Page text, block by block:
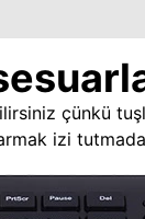
çünkü
izi